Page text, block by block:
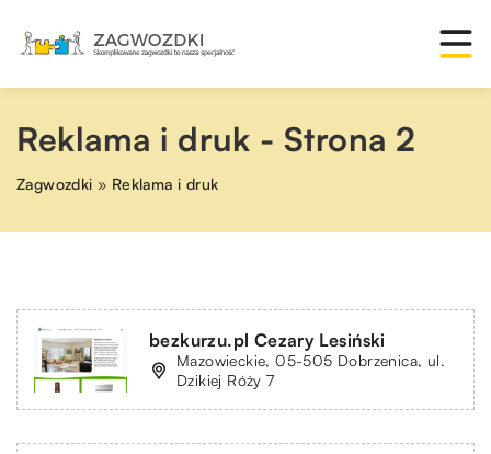
Reklama i druk - Strona 2
Zagwozdki » Reklama i druk
bezkurzu.pl Cezary Lesiński
Mazowieckie, 05-505 Dobrzenica, ul.
Dzikiej Róży 7